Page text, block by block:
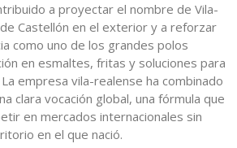
a proyectar el nombre de Vila-
Castellón en el exterior y a reforzar
como uno de los grandes polos
en esmaltes, fritas y soluciones para
empresa vila-realense ha combinado
clara vocación global, una fórmula que
en mercados internacionales sin
en el que nació.